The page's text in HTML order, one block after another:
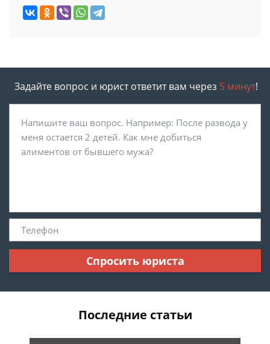
Задайте вопрос и юрист ответит вам через 5 минут!
Спросить юриста
Последние статьи